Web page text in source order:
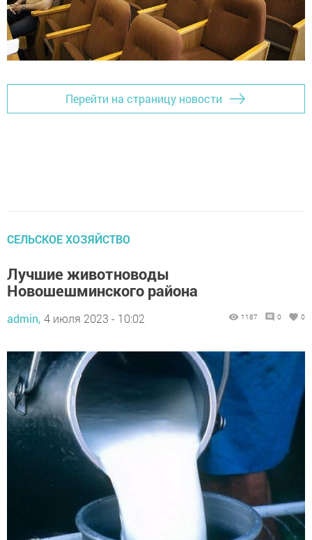
Перейти на страницу новости
СЕЛЬСКОЕ ХОЗЯЙСТВО
Лучшие животноводы
Новошешминского района
admin, 4 июля 2023 - 10:02 1187 0 0